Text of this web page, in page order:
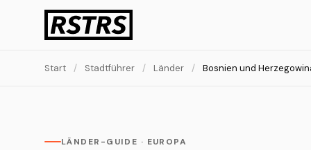
Start / Stadtführer / Länder / Bosnien und
LÄNDER-GUIDE · EUROPA